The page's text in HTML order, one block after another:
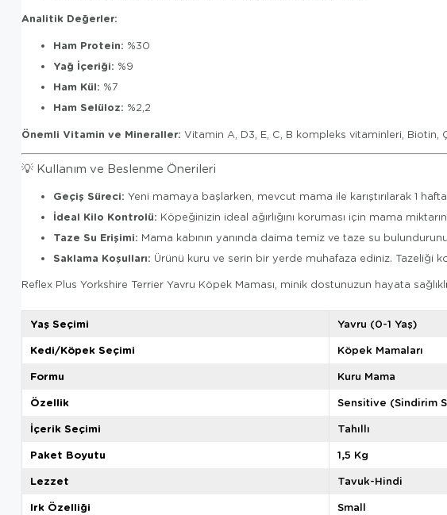
Analitik Değerler:
Ham Protein: %30
Yağ İçeriği: %9
Ham Kül: %7
Ham Selüloz: %2,2
Önemli Vitamin ve Mineraller: Vitamin A, D3, E, C, B kompleks vitaminleri, Biotin,
💡 Kullanım ve Beslenme Önerileri
Geçiş Süreci: Yeni mamaya başlarken, mevcut mama ile karıştırılarak 1
İdeal Kilo Kontrolü: Köpeğinizin ideal ağırlığını koruması için mama
Taze Su Erişimi: Mama kabının yanında daima temiz ve taze su
Saklama Koşulları: Ürünü kuru ve serin bir yerde muhafaza ediniz. Tazeliği
Reflex Plus Yorkshire Terrier Yavru Köpek Maması, minik dostunuzun hayata
Yaş Seçimi
Yavru (0-1 Yaş)
Kedi/Köpek Seçimi
Köpek Mamaları
Formu
Kuru Mama
Özellik
Sensitive (Sindirim
İçerik Seçimi
Tahıllı
Paket Boyutu
1,5 Kg
Lezzet
Tavuk-Hindi
Irk Özelliği
Small